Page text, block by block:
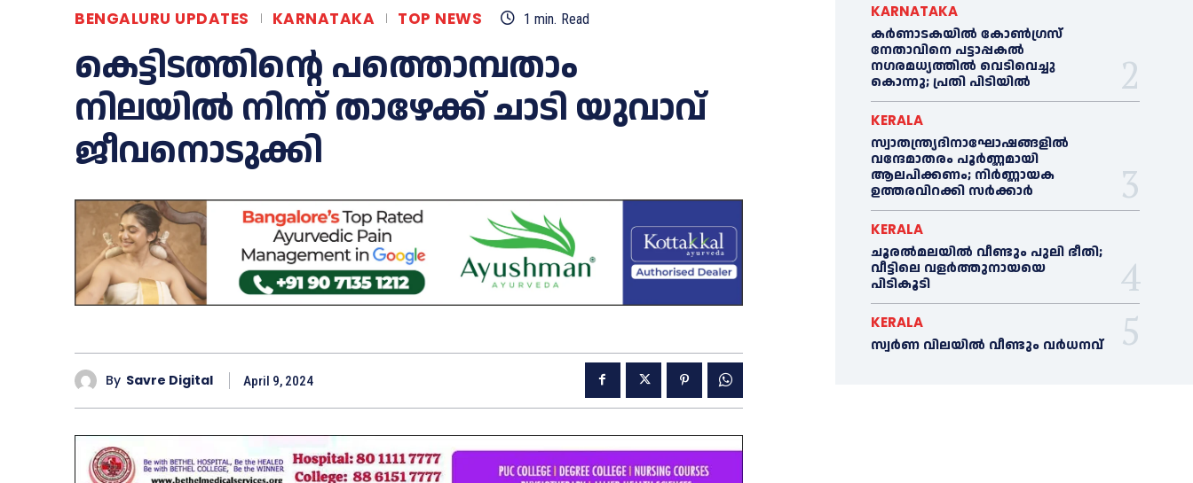
BENGALURU UPDATES KARNATAKA TOP NEWS 1 min. Read
കെട്ടിടത്തിന്റെ പത്തൊമ്പതാം
നിലയിൽ നിന്ന് താഴേക്ക് ചാടി യുവാവ്
ജീവനൊടുക്കി
By Savre Digital April 9, 2024
KARNATAKA
കർണാടകയിൽ കോണ്‍ഗ്രസ്
നേതാവിനെ പട്ടാപ്പകല്‍
നഗരമധ്യത്തില്‍ വെടിവെച്ചു
കൊന്നു; പ്രതി പിടിയില്‍
KERALA
സ്വാതന്ത്ര്യദിനാഘോഷങ്ങളില്‍
വന്ദേമാതരം പൂര്‍ണ്ണമായി
ആലപിക്കണം; നിര്‍ണ്ണായക
ഉത്തരവിറക്കി സര്‍ക്കാര്‍
KERALA
ചൂരല്‍മലയില്‍ വീണ്ടും പുലി ഭീതി;
വീട്ടിലെ വളര്‍ത്തുനായയെ
പിടികൂടി
KERALA
സ്വർണ വിലയില്‍ വീണ്ടും വർധനവ്